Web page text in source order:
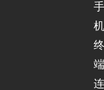
手
机
终
端
连